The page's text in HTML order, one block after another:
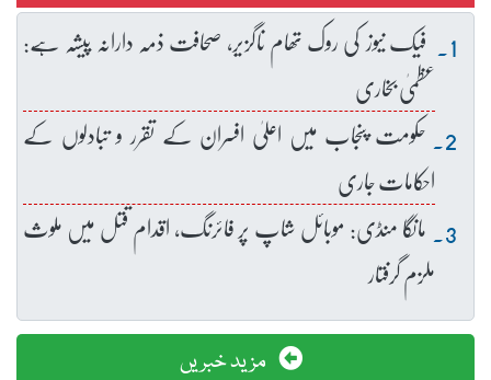
فیک نیوز کی روک تھام ناگزیر، صحافت ذمہ دارانہ پیشہ ہے:
عظمیٰ بخاری
حکومت پنجاب میں اعلیٰ افسران کے تقرر و تبادلوں کے
احکامات جاری
مانگا منڈی: موبائل شاپ پر فائرنگ، اقدام قتل میں ملوث
ملزم گرفتار
مزید خبریں